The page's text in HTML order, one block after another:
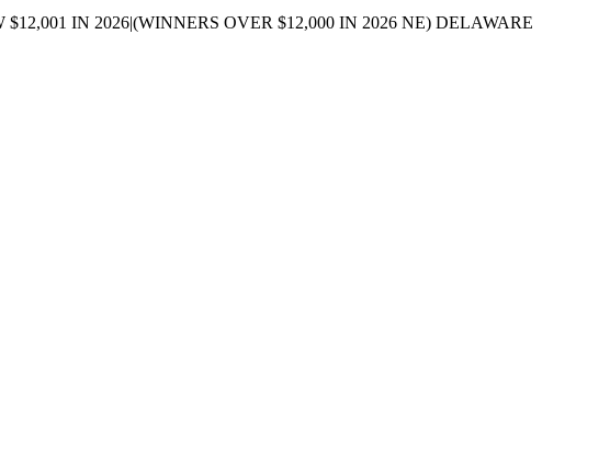
$12,001 IN 2026|(WINNERS OVER $12,000 IN 2026 NE) DELAWARE